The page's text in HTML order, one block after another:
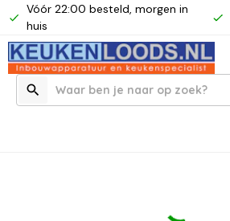
Vóór 22:00 besteld, morgen in
huis